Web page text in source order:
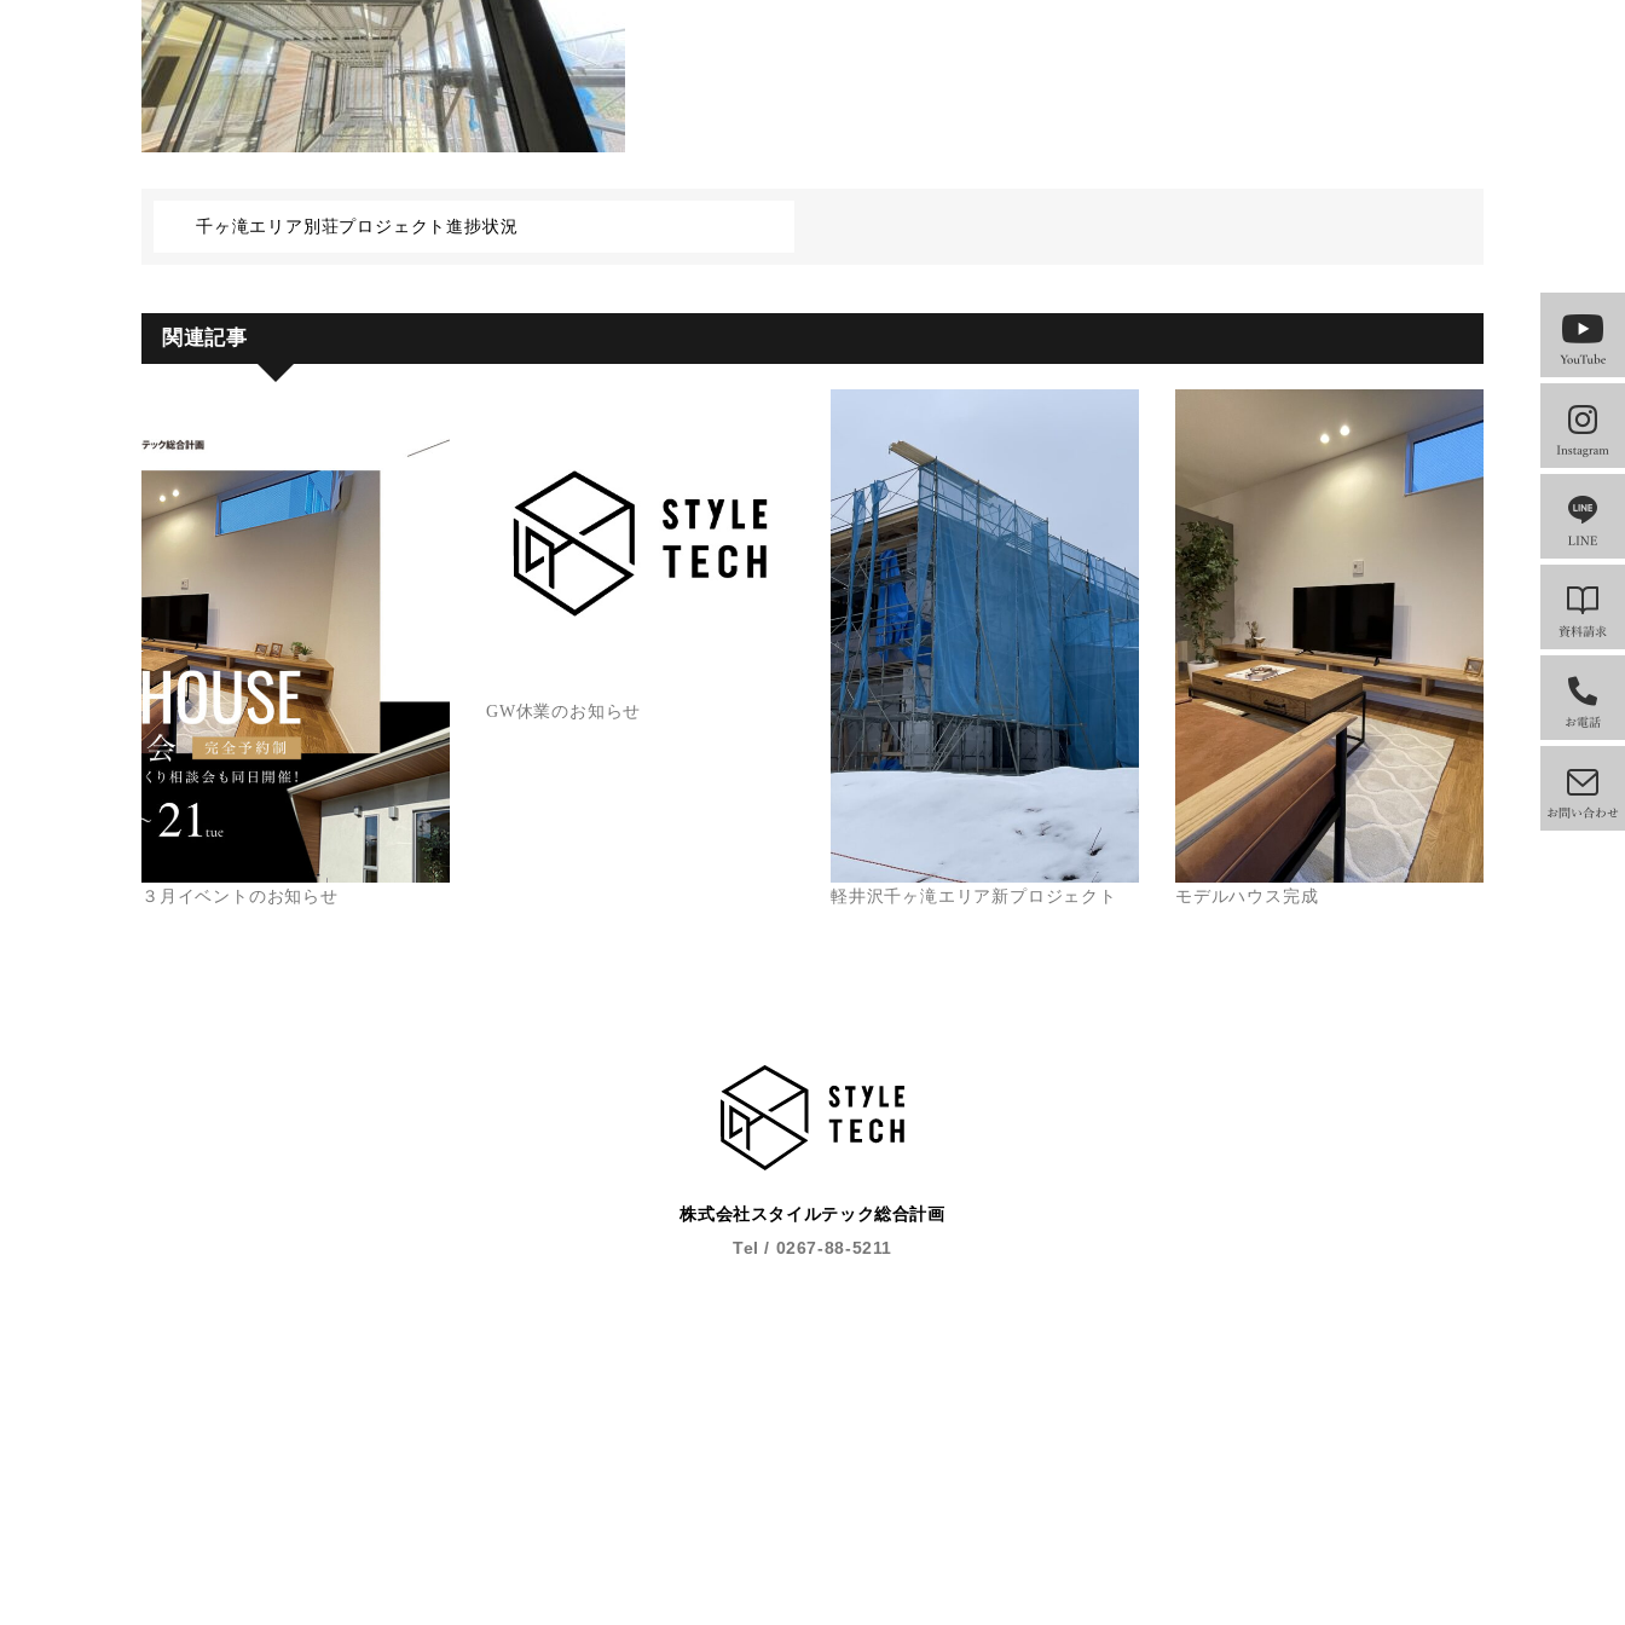
千ヶ滝エリア別荘プロジェクト進捗状況
関連記事
３月イベントのお知らせ
GW休業のお知らせ
軽井沢千ヶ滝エリア新プロジェクト モデルハウス完成
株式会社スタイルテック総合計画
Tel / 0267-88-5211